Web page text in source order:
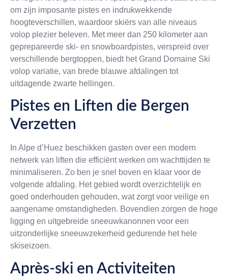
om zijn imposante pistes en indrukwekkende
hoogteverschillen, waardoor skiërs van alle niveaus
volop plezier beleven. Met meer dan 250 kilometer aan
geprepareerde ski- en snowboardpistes, verspreid over
verschillende bergtoppen, biedt het Grand Domaine Ski
volop variatie, van brede blauwe afdalingen tot
uitdagende zwarte hellingen.
Pistes en Liften die Bergen
Verzetten
In Alpe d’Huez beschikken gasten over een modern
netwerk van liften die efficiënt werken om wachttijden te
minimaliseren. Zo ben je snel boven en klaar voor de
volgende afdaling. Het gebied wordt overzichtelijk en
goed onderhouden gehouden, wat zorgt voor veilige en
aangename omstandigheden. Bovendien zorgen de hoge
ligging en uitgebreide sneeuwkanonnen voor een
uitzonderlijke sneeuwzekerheid gedurende het hele
skiseizoen.
Après-ski en Activiteiten